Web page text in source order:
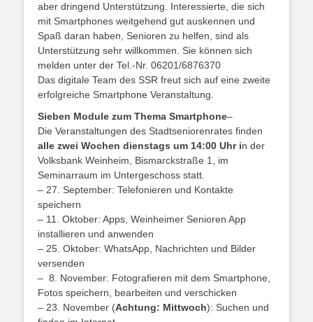
aber dringend Unterstützung. Interessierte, die sich
mit Smartphones weitgehend gut auskennen und
Spaß daran haben, Senioren zu helfen, sind als
Unterstützung sehr willkommen. Sie können sich
melden unter der Tel.-Nr. 06201/6876370
Das digitale Team des SSR freut sich auf eine zweite
erfolgreiche Smartphone Veranstaltung.
Sieben Module zum Thema Smartphone–
Die Veranstaltungen des Stadtseniorenrates finden
alle zwei Wochen dienstags um 14:00 Uhr in der
Volksbank Weinheim, Bismarckstraße 1, im
Seminarraum im Untergeschoss statt.
– 27. September: Telefonieren und Kontakte
speichern
– 11. Oktober: Apps, Weinheimer Senioren App
installieren und anwenden
– 25. Oktober: WhatsApp, Nachrichten und Bilder
versenden
– 8. November: Fotografieren mit dem Smartphone,
Fotos speichern, bearbeiten und verschicken
– 23. November (Achtung: Mittwoch): Suchen und